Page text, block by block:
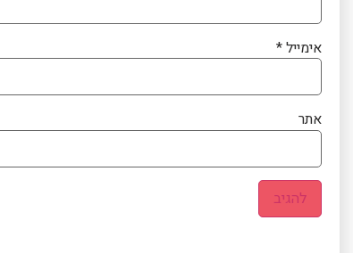
אימייל*
אתר